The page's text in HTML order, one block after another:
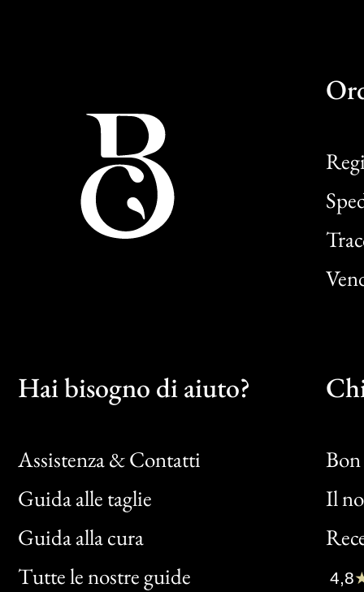
Hai bisogno di aiuto?
Assistenza & Contatti
Guida alle taglie
Guida alla cura
Tutte le nostre guide
Il
Bon
Clic
4,8